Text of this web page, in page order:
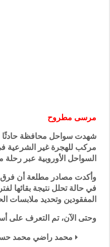
مرسى مطروح
مركب للهجرة غير الشرعية
السواحل الأوروبية عبر
وأكدت مصادر مطلعة أن فرق
في حالة تحلل نتيجة بقائها
المفقودين وتحديد ملابسات
وحتى الآن، تم التعرف على
محمد راضي محمد حسن (16 عامًا) – دمنهور،